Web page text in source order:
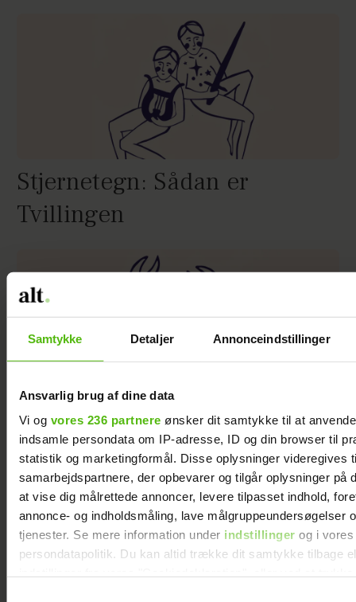
Samtykke Detaljer Annonceindstillinger
Ansvarlig brug af dine data
Vi og vores 236 partnere ønsker dit samtykke til at
indsamle persondata om IP-adresse, ID og din browser til
statistik og marketingformål. Disse oplysninger videregives
samarbejdspartnere, der opbevarer og tilgår oplysninger på
at vise dig målrettede annoncer, levere tilpasset indhold,
annonce- og indholdsmåling, lave målgruppeundersøgelser
tjenester. Se mere information under indstillinger og i vores
persondatapolitik. Du kan altid trække dit samtykke tilbage
Stjernetegn: Sådan er
Tvillingen
Stjernetegn: Sådan er
Krebsen